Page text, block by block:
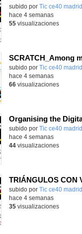
subido por Tic ce40 madrid
hace 4 semanas
55visualizaciones
subido por Tic ce40 madrid
hace 4 semanas
66visualizaciones
subido por Tic ce40 madrid
hace 4 semanas
44visualizaciones
subido por Tic ce40 madrid
hace 4 semanas
35visualizaciones